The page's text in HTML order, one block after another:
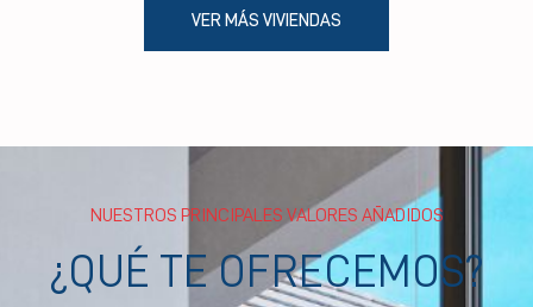
VER MÁS VIVIENDAS
NUESTROS PRINCIPALES VALORES AÑADIDOS
¿QUÉ TE OFRECEMOS?